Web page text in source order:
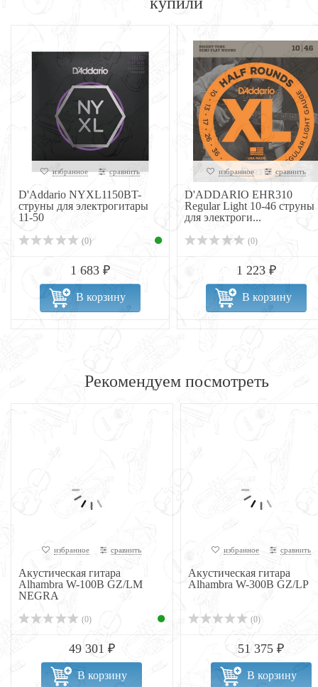
избранное сравнить
D'Addario NYXL1150BT-
струны для электрогитары
11-50
(0)
1 683 ₽
В корзину
избранное сравнить
D'ADDARIO EHR310
Regular Light 10-46 струны
для электроги...
(0)
1 223 ₽
В корзину
Рекомендуем посмотреть
избранное сравнить
Акустическая гитара
Alhambra W-100B GZ/LM
NEGRA
(0)
49 301 ₽
В корзину
избранное сравнить
Акустическая гитара
Alhambra W-300B GZ/LP
(0)
51 375 ₽
В корзину